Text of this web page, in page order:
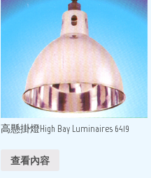
高懸掛燈High Bay Luminaires 6419
查看內容